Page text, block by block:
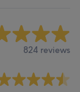
824 reviews